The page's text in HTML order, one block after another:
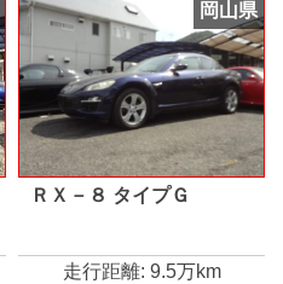
岡山県
ＲＸ－８ タイプＧ
走行距離: 9.5万km